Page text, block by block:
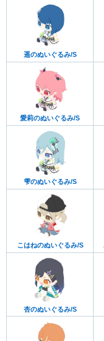
遥のぬいぐるみ/S
愛莉のぬいぐるみ/S
雫のぬいぐるみ/S
こはねのぬいぐるみ/S
杏のぬいぐるみ/S